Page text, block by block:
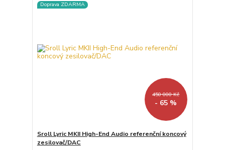
Doprava ZDARMA
450 000 Kč
- 65 %
Sroll Lyric MKII High-End Audio referenční koncový
zesilovač/DAC